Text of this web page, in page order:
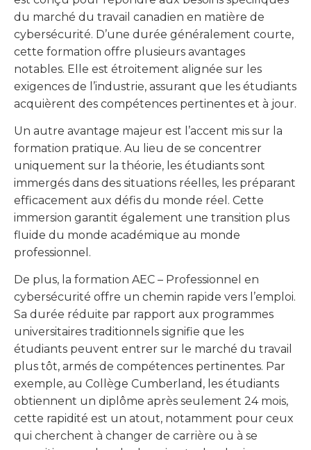
du marché du travail canadien en matière de
cybersécurité. D’une durée généralement courte,
cette formation offre plusieurs avantages
notables. Elle est étroitement alignée sur les
exigences de l’industrie, assurant que les étudiants
acquièrent des compétences pertinentes et à jour.
Un autre avantage majeur est l’accent mis sur la
formation pratique. Au lieu de se concentrer
uniquement sur la théorie, les étudiants sont
immergés dans des situations réelles, les préparant
efficacement aux défis du monde réel. Cette
immersion garantit également une transition plus
fluide du monde académique au monde
professionnel.
De plus, la formation AEC – Professionnel en
cybersécurité offre un chemin rapide vers l’emploi.
Sa durée réduite par rapport aux programmes
universitaires traditionnels signifie que les
étudiants peuvent entrer sur le marché du travail
plus tôt, armés de compétences pertinentes. Par
exemple, au Collège Cumberland, les étudiants
obtiennent un diplôme après seulement 24 mois,
cette rapidité est un atout, notamment pour ceux
qui cherchent à changer de carrière ou à se